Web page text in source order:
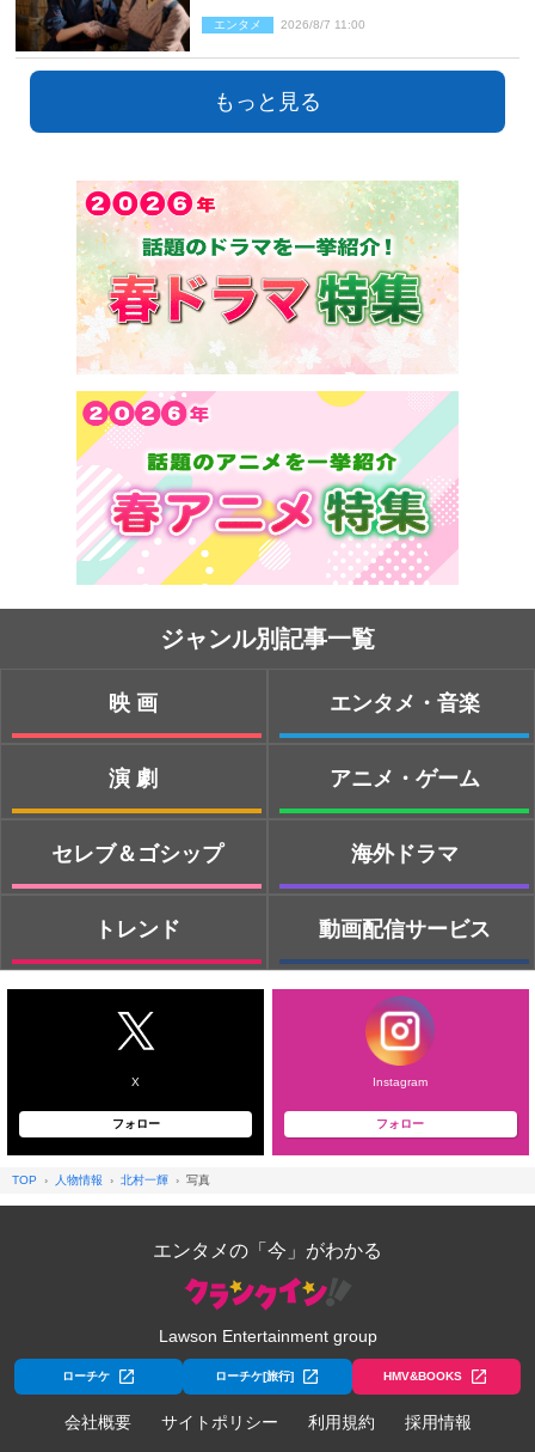
エンタメ 2026/8/7 11:00
もっと見る
ジャンル別記事一覧
映画
演劇
セレブ＆ゴシップ
トレンド
エンタメ・音楽
アニメ・ゲーム
海外ドラマ
動画配信サービス
X
フォロー
Instagram
フォロー
TOP 人物情報 北村一輝 写真
エンタメの「今」がわかる
Lawson Entertainment group
ローチケ ローチケ[旅行] HMV&BOOKS
会社概要 サイトポリシー 利用規約 採用情報